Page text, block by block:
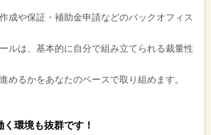
成や保証・補助金申請などのバックオフィス
ルは、基本的に自分で組み立てられる裁量性
めるかをあなたのペースで取り組めます。
環境も抜群です！